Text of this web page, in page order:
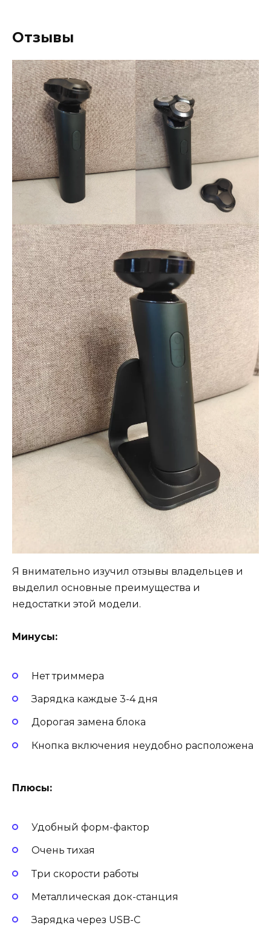
Отзывы
Я внимательно изучил отзывы владельцев и
выделил основные преимущества и
недостатки этой модели.
Минусы:
Нет триммера
Зарядка каждые 3-4 дня
Дорогая замена блока
Кнопка включения неудобно расположена
Плюсы:
Удобный форм-фактор
Очень тихая
Три скорости работы
Металлическая док-станция
Зарядка через USB-C